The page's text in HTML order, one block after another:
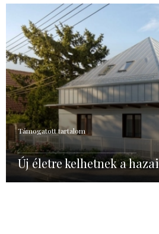
Támogatott tartalom
Új életre kelhetnek a